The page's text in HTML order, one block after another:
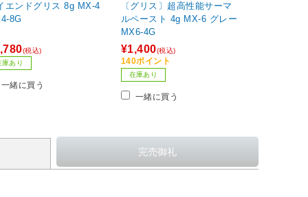
エンドグリス 8g MX-4
8G
(税込)
庫あり
一緒に買う
〔グリス〕超高性能サーマ
ルペースト 4g MX-6 グレー
MX6-4G
¥1,400(税込)
140ポイント
在庫あり
一緒に買う